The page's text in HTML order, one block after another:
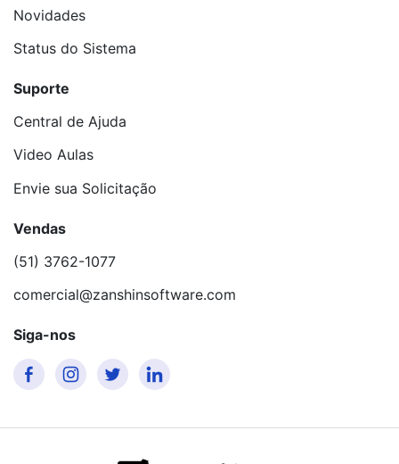
Novidades
Status do Sistema
Suporte
Central de Ajuda
Video Aulas
Envie sua Solicitação
Vendas
(51) 3762-1077
comercial@zanshinsoftware.com
Siga-nos